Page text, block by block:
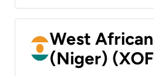
West
(Niger)